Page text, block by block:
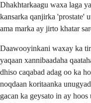
Dhakhtarkaagu waxa laga
kansarka qanjirka 'prostate'
ama marka ay jirto khatar
Daawooyinkani waxay ka
yaqaan xannibaadaha
dhiso caqabad adag oo ka
noqdaan koritaanka
gacan ka geysato in ay